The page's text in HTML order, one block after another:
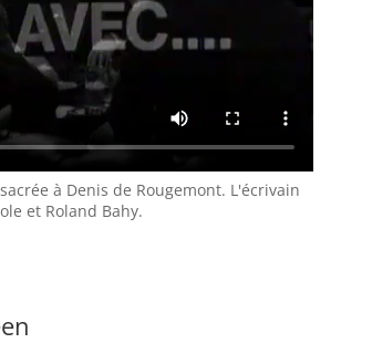
à Denis de Rougemont. L'écrivain
et Roland Bahy.